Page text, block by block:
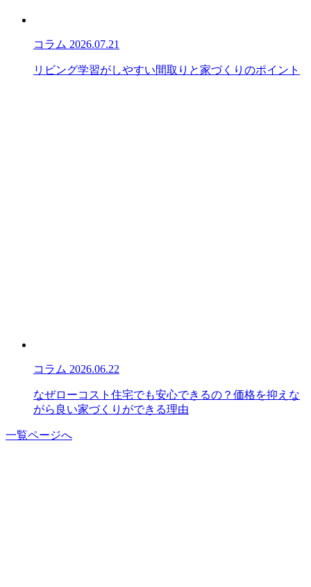
コラム 2026.07.21
リビング学習がしやすい間取りと家づくりのポイント
コラム 2026.06.22
なぜローコスト住宅でも安心できるの？価格を抑えな
がら良い家づくりができる理由
一覧ページへ